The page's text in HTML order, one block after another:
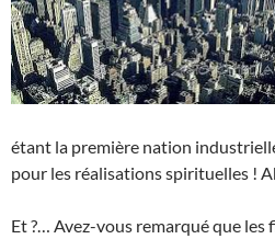
étant la première nation
pour les réalisations spirituelles !
Et ?… Avez-vous remarqué que les